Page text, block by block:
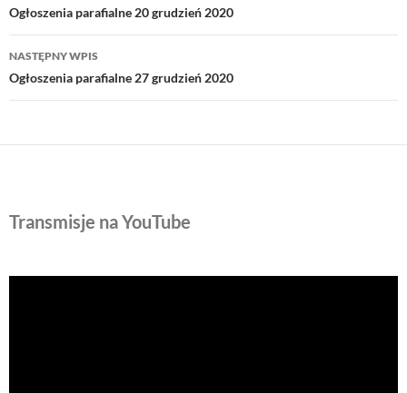
wpisu
Ogłoszenia parafialne 20 grudzień 2020
NASTĘPNY WPIS
Ogłoszenia parafialne 27 grudzień 2020
Transmisje na YouTube